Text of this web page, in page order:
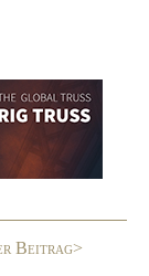
Beitrag>